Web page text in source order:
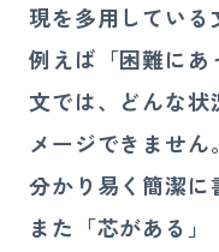
現を多用している
例えば「困難にあ
文では、どんな状
メージできません
分かり易く簡潔に
また「芯がある」